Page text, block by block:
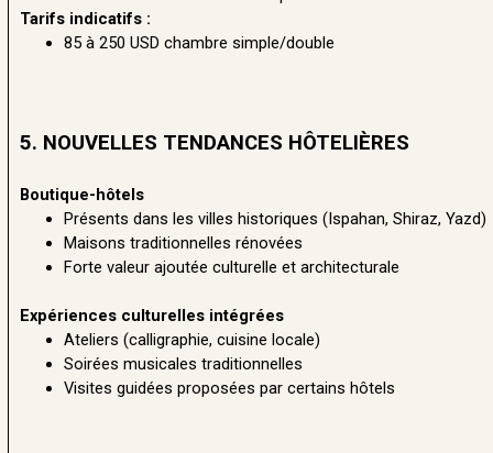
Tarifs indicatifs :
85 à 250 USD chambre simple/double
5. NOUVELLES TENDANCES HÔTELIÈRES
Boutique-hôtels
Présents dans les villes historiques (Ispahan, Shiraz, Yazd)
Maisons traditionnelles rénovées
Forte valeur ajoutée culturelle et architecturale
Expériences culturelles intégrées
Ateliers (calligraphie, cuisine locale)
Soirées musicales traditionnelles
Visites guidées proposées par certains hôtels